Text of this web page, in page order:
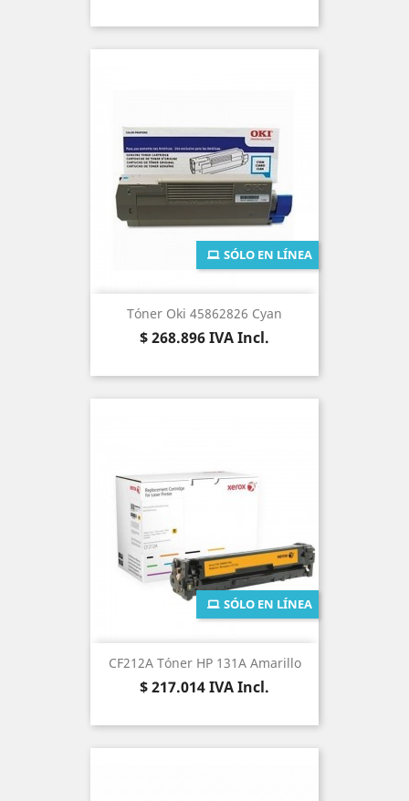
Tóner Oki 45862826 Cyan
Precio
$ 268.896IVA Incl.
SÓLO EN LÍNEA
CF212A Tóner HP 131A Amarillo
Precio
$ 217.014IVA Incl.
SÓLO EN LÍNEA